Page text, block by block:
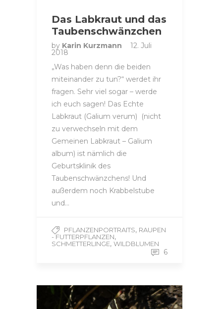
Das Labkraut und das
Taubenschwänzchen
by Karin Kurzmann 12. Juli
2018
„Was haben denn die beiden
miteinander zu tun?“ werdet ihr
fragen. Sehr viel sogar – werde
ich euch sagen! Das Echte
Labkraut (Galium verum) (nicht
zu verwechseln mit dem
Gemeinen Labkraut – Galium
album) ist nämlich die
Geburtsklinik des
Taubenschwänzchens! Und
außerdem noch Krabbelstube
und…
PFLANZENPORTRAITS, RAUPEN
- FUTTERPFLANZEN,
SCHMETTERLINGE, WILDBLUMEN
6